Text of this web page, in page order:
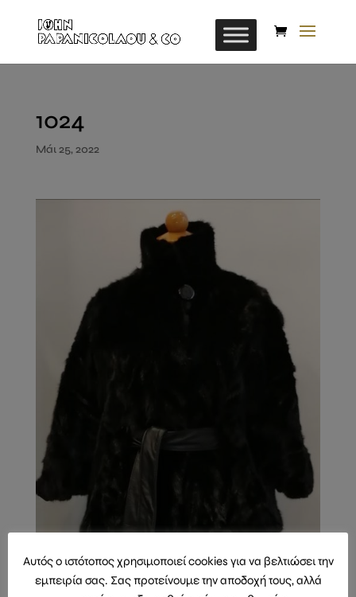
1024
Μάι 25, 2022
Αυτός ο ιστότοπος χρησιμοποιεί cookies για να βελτιώσει την
εμπειρία σας. Σας προτείνουμε την αποδοχή τους, αλλά